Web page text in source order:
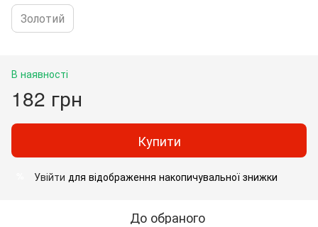
Золотий
В наявності
182 грн
Купити
Увійти для відображення накопичувальної знижки
До обраного